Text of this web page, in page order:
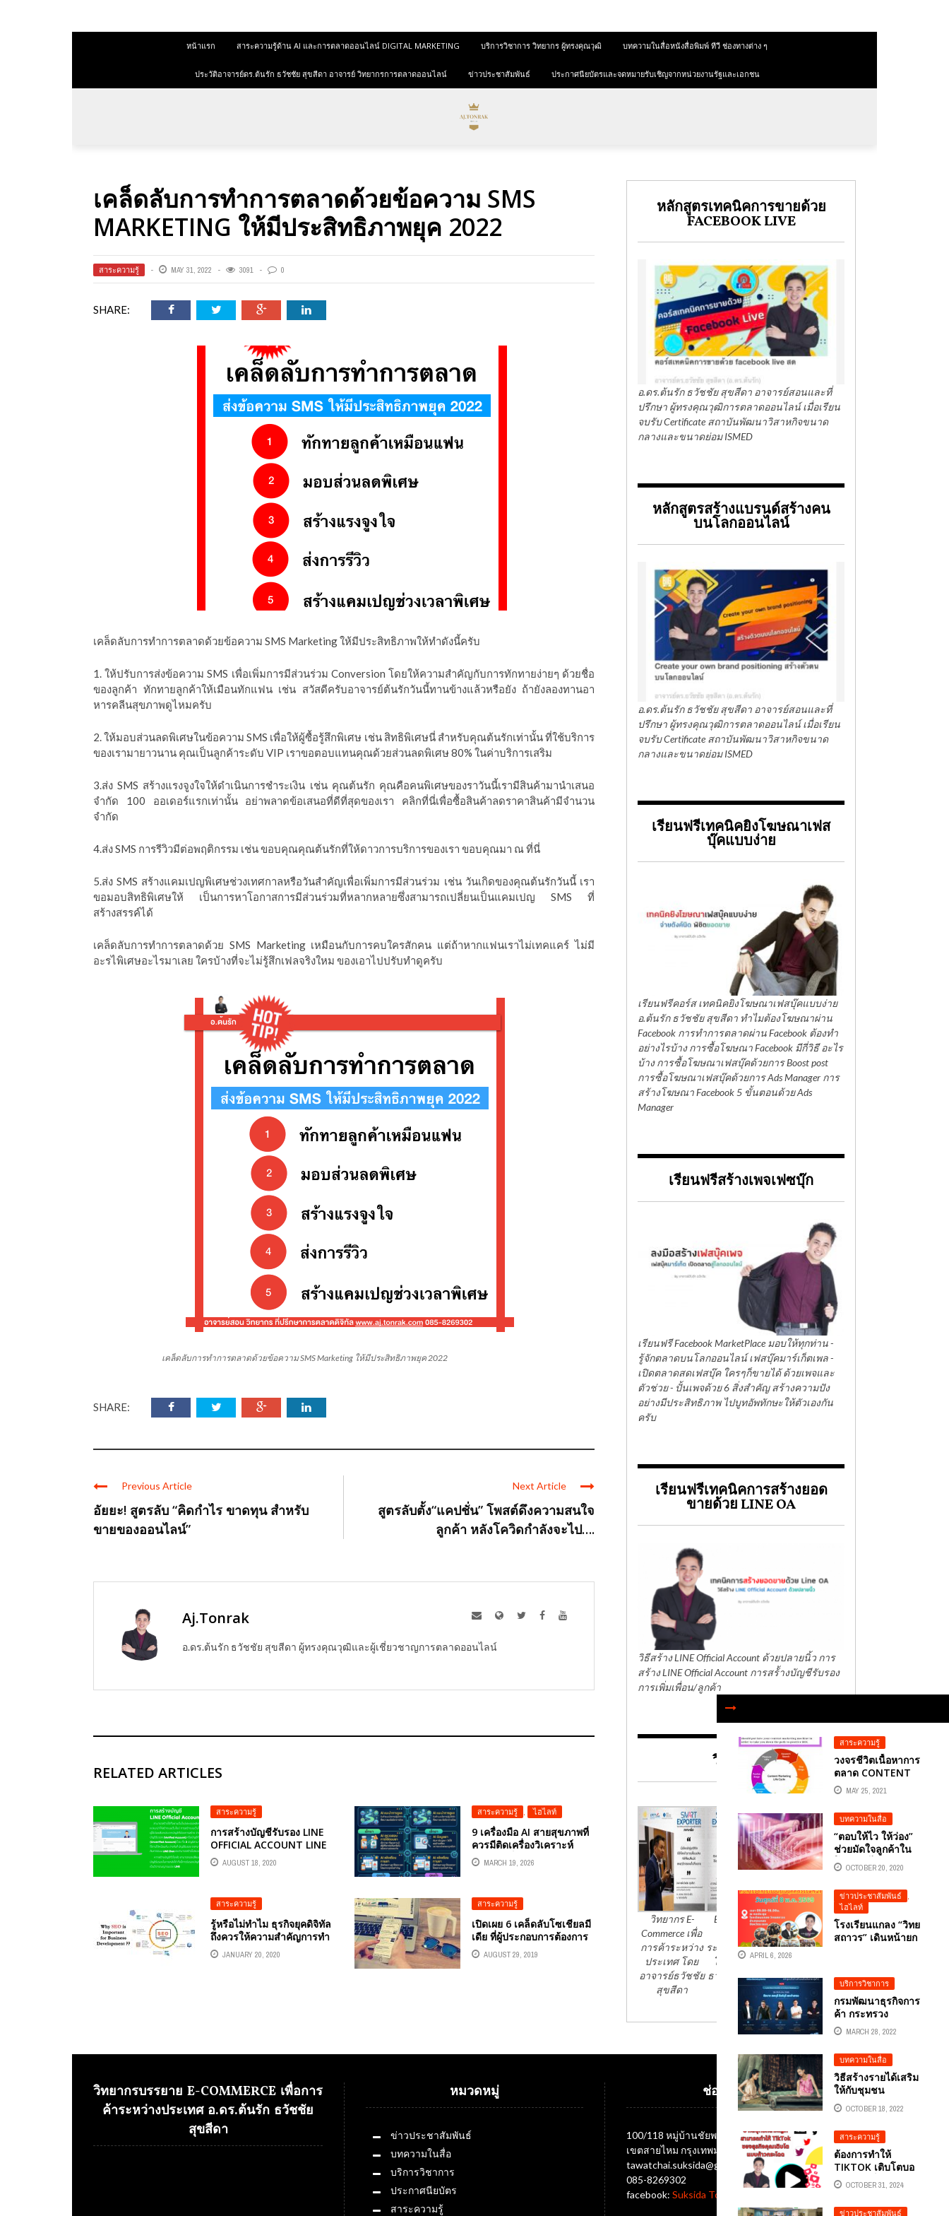
หน้าแรก สาระความรู้ด้าน AI และการตลาดออนไลน์ DIGITAL MARKETING บริการวิชาการ วิทยากร ผู้ทรงคุณวุฒิ บทความในสื่อหนังสื่อพิมพ์ ทีวี ช่องทางต่าง ๆ
ประวัติอาจารย์ดร.ต้นรัก ธวัชชัย สุขสีดา อาจารย์ วิทยากรการตลาดออนไลน์ ข่าวประชาสัมพันธ์ ประกาศนียบัตรและจดหมายรับเชิญจากหน่วยงานรัฐและเอกชน
เคล็ดลับการทำการตลาดด้วยข้อความ SMS
MARKETING ให้มีประสิทธิภาพยุค 2022
สาระความรู้ MAY 31, 2022 3091 0
SHARE:
เคล็ดลับการทำการตลาดด้วยข้อความ SMS Marketing ให้มีประสิทธิภาพให้ทำดังนี้ครับ
1. ให้ปรับการส่งข้อความ SMS เพื่อเพิ่มการมีส่วนร่วม Conversion โดยให้ความสำคัญกับการทักทายง่ายๆ ด้วยชื่อ
ของลูกค้า ทักทายลูกค้าให้เมือนทักแฟน เช่น สวัสดีครับอาจารย์ต้นรักวันนี้ทานข้างแล้วหรือยัง ถ้ายังลองทานอา
หารคลีนสุขภาพดูไหมครับ
2. ให้มอบส่วนลดพิเศษในข้อความ SMS เพื่อให้ผู้ซื้อรู้สึกพิเศษ เช่น สิทธิพิเศษนี่ สำหรับคุณต้นรักเท่านั้น ที่ใช้บริการ
ของเรามายาวนาน คุณเป็นลูกค้าระดับ VIP เราขอตอบแทนคุณด้วยส่วนลดพิเศษ 80% ในค่าบริการเสริม
3.ส่ง SMS สร้างแรงจูงใจให้ดำเนินการชำระเงิน เช่น คุณต้นรัก คุณคือคนพิเศษของราวันนี้เรามีสินค้ามานำเสนอ
จำกัด 100 ออเดอร์แรกเท่านั้น อย่าพลาดข้อเสนอที่ดีที่สุดของเรา คลิกที่นี่เพื่อซื้อสินค้าลดราคาสินค้ามีจำนวน
จำกัด
4.ส่ง SMS การรีวิวมีต่อพฤติกรรม เช่น ขอบคุณคุณต้นรักที่ให้ดาวการบริการของเรา ขอบคุณมา ณ ที่นี่
5.ส่ง SMS สร้างแคมเปญพิเศษช่วงเทศกาลหรือวันสำคัญเพื่อเพิ่มการมีส่วนร่วม เช่น วันเกิดของคุณต้นรักวันนี้ เรา
ขอมอบสิทธิพิเศษให้ เป็นการหาโอกาสการมีส่วนร่วมที่หลากหลายซึ่งสามารถเปลี่ยนเป็นแคมเปญ SMS ที่
สร้างสรรค์ได้
เคล็ดลับการทำการตลาดด้วย SMS Marketing เหมือนกับการคบใครสักคน แต่ถ้าหากแฟนเราไม่เทคแคร์ ไม่มี
อะรไพิเศษอะไรมาเลย ใครบ้างที่จะไม่รู้สึกเฟลจริงใหม ของเอาไปปรับทำดูครับ
เคล็ดลับการทำการตลาดด้วยข้อความ SMS Marketing ให้มีประสิทธิภาพยุค 2022
SHARE:
Previous Article
อัยยะ! สูตรลับ “คิดกำไร ขาดทุน สำหรับ
ขายของออนไลน์”
Next Article
สูตรลับตั้ง“แคปชั่น” โพสต์ดึงความสนใจ
ลูกค้า หลังโควิดกำลังจะไป….
Aj.Tonrak
อ.ดร.ต้นรัก ธวัชชัย สุขสีดา ผู้ทรงคุณวุฒิและผู้เชี่ยวชาญการตลาดออนไลน์
RELATED ARTICLES
สาระความรู้
การสร้างบัญชีรับรอง LINE
OFFICIAL ACCOUNT LINE
OAAUGUST 18, 2020
สาระความรู้ ไฮไลท์
9 เครื่องมือ AI สายสุขภาพที่
ควรมีติดเครื่องวิเคราะห์
อาการ-เช็กยา-ดูแลใจ ได้ 24
ชม
MARCH 19, 2026
สาระความรู้
รู้หรือไม่ทำไม ธุรกิจยุคดิจิทัล
ถึงควรให้ความสำคัญการทำ
SEO การค้นหา
JANUARY 20, 2020
สาระความรู้
เปิดเผย 6 เคล็ดลับโซเชียลมี
เดีย ที่ผู้ประกอบการต้องการ
AUGUST 29, 2019
สาระความรู้
วงจรชีวิตเนื้อหาการ
ตลาด CONTENT
MARKETING
LIFECYCLE
MAY 25, 2021
บทความในสื่อ
“ตอบให้ไว ให้ว่อง”
ช่วยมัดใจลูกค้าใน
โลกออนไลน์
OCTOBER 20, 2020
ข่าวประชาสัมพันธ์
ไฮไลท์
โรงเรียนแกลง “วิทย
สถาวร” เดินหน้ายก
ในการจัดการเรียน
การสอน จัดอบรม
โครงการอบรมเชิง
ปฎิบัติการทักษะความ
เข้าใจและใช้
เทคโนโลยีดิจิทัล
(DIGITAL LITERACY)
APRIL 6, 2026
บริการวิชาการ
กรมพัฒนาธุรกิจการ
ค้า กระทรวง
พาณิชย์ จัดอบรม “อัพ
สกิลการตลาด
ออนไลน์ สร้างยอด
ขายทะลุล้าน” กับ
หลักสูตรปั้นร้านค้า
ออนไลน์ขั้นเทพรุ่นที่ 2
(ONLINE
MARKETING
GENIUS : OMG#2)
MARCH 28, 2022
บทความในสื่อ
วิธีสร้างรายได้เสริม
ให้กับชุมชน
OCTOBER 18, 2022
สาระความรู้
ต้องการทำให้
TIKTOK เติบโตบอ
ย่างรวดเร็วด้วย 3
กลยุทธ์ที่สำคัญที่
สามารถทำให้
OCTOBER 31, 2024
ข่าวประชาสัมพันธ์
หลักสูตรเทคนิคการขายด้วย
FACEBOOK LIVE
อ.ดร.ต้นรัก ธวัชชัย สุขสีดา อาจารย์สอนและที่
ปรึกษา ผู้ทรงคุณวุฒิการตลาดออนไลน์ เมื่อเรียน
จบรับ Certificate สถาบันพัฒนาวิสาหกิจขนาด
กลางและขนาดย่อม ISMED
หลักสูตรสร้างแบรนด์สร้างคน
บนโลกออนไลน์
อ.ดร.ต้นรัก ธวัชชัย สุขสีดา อาจารย์สอนและที่
ปรึกษา ผู้ทรงคุณวุฒิการตลาดออนไลน์ เมื่อเรียน
จบรับ Certificate สถาบันพัฒนาวิสาหกิจขนาด
กลางและขนาดย่อม ISMED
เรียนฟรีเทคนิคยิงโฆษณาเฟส
บุ๊คแบบง่าย
เรียนฟรีคอร์ส เทคนิคยิงโฆษณาเฟสบุ๊คแบบง่าย
อ.ต้นรัก ธวัชชัย สุขสีดา ทำไมต้องโฆษณาผ่าน
Facebook การทำการตลาดผ่าน Facebook ต้องทำ
อย่างไรบ้าง การซื้อโฆษณา Facebook มีกี่วิธี อะไร
บ้าง การซื้อโฆษณาเฟสบุ๊คด้วยการ Boost post
การซื้อโฆษณาเฟสบุ๊คด้วยการ Ads Manager การ
สร้างโฆษณา Facebook 5 ขั้นตอนด้วย Ads
Manager
เรียนฟรีสร้างเพจเฟซบุ๊ก
เรียนฟรี Facebook MarketPlace มอบให้ทุกท่าน -
รู้จักตลาดบนโลกออนไลน์ เฟสบุ๊คมาร์เก็ตเพล -
เปิดตลาดสดเฟสบุ๊ค ใครๆก็ขายได้ ด้วยเพจและ
ตัวช่วย - ปั้นเพจด้วย 6 สิ่งสำคัญ สร้างความปัง
อย่างมีประสิทธิภาพ ไปบูทอัพทักษะให้ตัวเองกัน
ครับ
เรียนฟรีเทคนิคการสร้างยอด
ขายด้วย LINE OA
วิธีสร้าง LINE Official Account ด้วยปลายนิ้ว การ
สร้าง LINE Official Account การสร้้างบัญชีรับรอง
การเพิ่มเพื่อน/ลูกค้า
วิทยาการ
วิทยากร E-
Commerce เพื่อ
การค้าระหว่าง
ประเทศ โดย
อาจารย์ธวัชชัย
สุขสีดา
E- Commerce
เพื่อการค้า
ระหว่างประเทศ
โดย อาจารย์
ธวัชชัย สุขสีดา
การขาย E-
Commerce เพื่อ
การค้าระหว่าง
ประเทศ
วิทยากรบรรยาย E-COMMERCE เพื่อการ
ค้าระหว่างประเทศ อ.ดร.ต้นรัก ธวัชชัย
สุขสีดา
หมวดหมู่
ข่าวประชาสัมพันธ์
บทความในสื่อ
บริการวิชาการ
ประกาศนียบัตร
สาระความรู้
ช่องทางติดต่อ
100/118 หมู่บ้านชัยพฤกษ์ ซอยออเงิน แขวงออเงิน
เขตสายไหม กรุงเทพมหานคร 10220
tawatchai.suksida@gmail.com
085-8269302
facebook: Suksida Tonrak Tawatchai